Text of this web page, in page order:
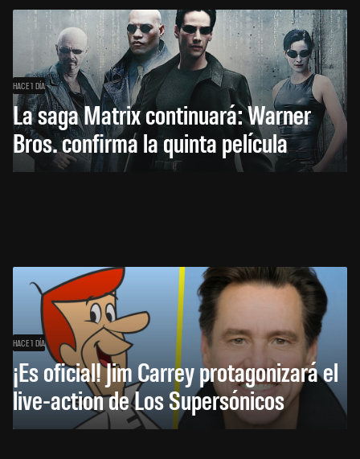
HACE 1 DÍA
La saga Matrix continuará: Warner
Bros. confirma la quinta película
HACE 1 DÍA
¡Es oficial! Jim Carrey protagonizará el
live-action de Los Supersónicos